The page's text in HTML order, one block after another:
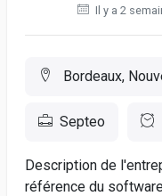
Il y a 2
Bordeaux,
Septeo
Description de
référence du